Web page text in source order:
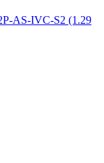
AS-IVC-S2 (1.29